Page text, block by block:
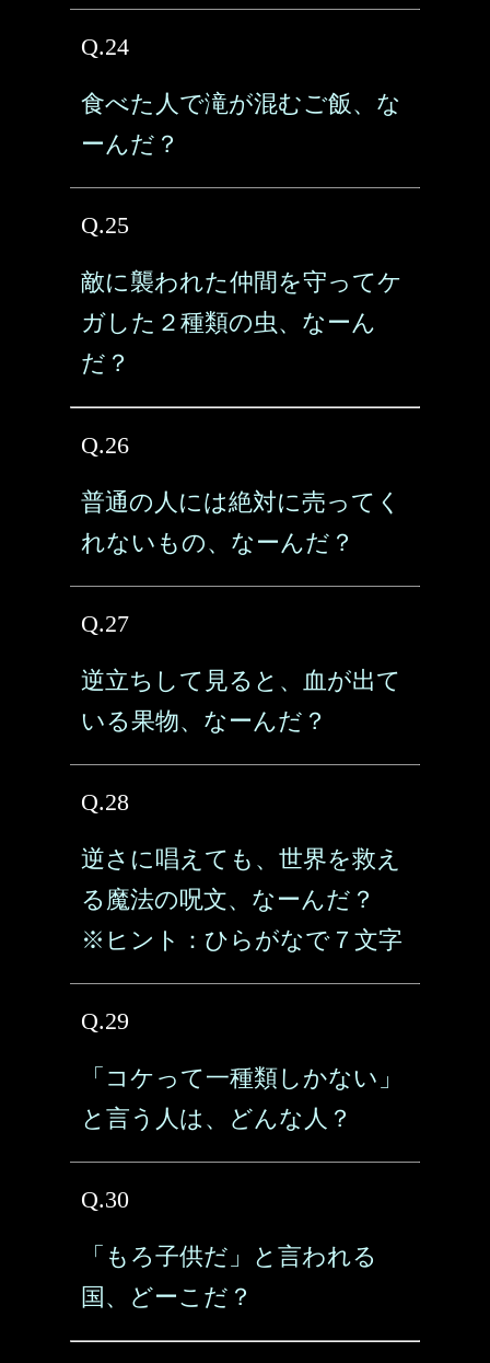
Q.24
食べた人で滝が混むご飯、な
ーんだ？
Q.25
敵に襲われた仲間を守ってケ
ガした２種類の虫、なーん
だ？
Q.26
普通の人には絶対に売ってく
れないもの、なーんだ？
Q.27
逆立ちして見ると、血が出て
いる果物、なーんだ？
Q.28
逆さに唱えても、世界を救え
る魔法の呪文、なーんだ？
※ヒント：ひらがなで７文字
Q.29
「コケって一種類しかない」
と言う人は、どんな人？
Q.30
「もろ子供だ」と言われる
国、どーこだ？